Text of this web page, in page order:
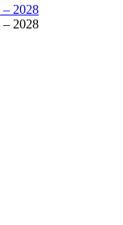
– 2028
– 2028